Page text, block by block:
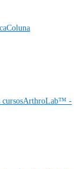
Coluna
ArthroLab™ -